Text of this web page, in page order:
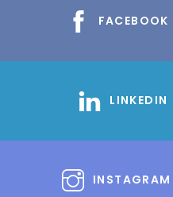
FACEBOOK
LINKEDIN
INSTAGRAM